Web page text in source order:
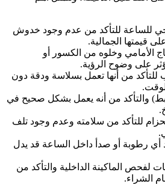
للساعة للتأكد من عدم وجود خدوش
قيمتها الجمالية.
الأمامي وخلوه من الكسور أو
على وضوح الرؤية.
للتأكد من أنها تعمل بسلاسة ودقة دون
والتأكد من أنه يعمل بشكل صحيح في
للتأكد من سلامته وعدم وجود تلف
أي رطوبة أو صدأ داخل الساعة قد يدل
لفحص الماكينة الداخلية والتأكد من
الشراء.